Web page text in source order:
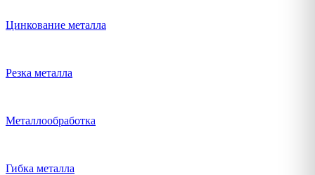
Цинкование металла
Резка металла
Металлообработка
Гибка металла